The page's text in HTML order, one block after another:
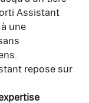
Assistant
une
repose sur